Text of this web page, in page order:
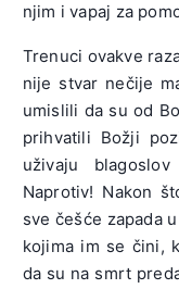
njim i vapaj za
Trenuci ovakve
nije stvar nečije
umislili da su od
prihvatili Božji
uživaju
Naprotiv! Nakon
sve češće zapada
kojima im se čini,
da su na smrt